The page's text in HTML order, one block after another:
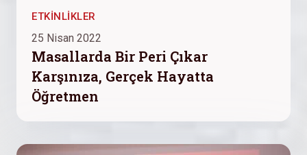
ETKINLIKLER
25 Nisan 2022
Masallarda Bir Peri Çıkar
Karşınıza, Gerçek Hayatta
Öğretmen